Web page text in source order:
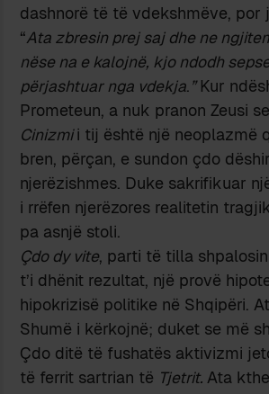
dashnorë të të vdekshmëve, por
“Ata zbresin prej saj dhe ne
nëse na e kalojnë, kjo ndodh
përjashtuar nga vdekja.”Kur
Prometeun, a nuk pranon Zeusi
Cinizmii tij është një neoplazmë
bren, përçan, e sundon çdo
njerëzishmes. Duke sakrifikuar
i rrëfen njerëzores realitetin
pa asnjë stoli.
Çdo dy vite, parti të tilla
t’i dhënit rezultat, një provë
hipokrizisë politike në Shqipëri.
Shumë i kërkojnë; duket se më
Çdo ditë të fushatës aktivizmi
të ferrit sartrian të Tjetrit.Ata